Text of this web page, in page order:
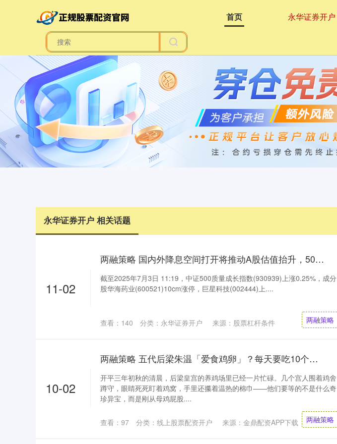
首页 永华证券开户
永华证券开户 相关话题
11-02
两融策略 国内外降息空间打开将推动A股估值抬升，500质量成长ETF(560500)近1周新增规模同类居首！
截至2025年7月3日 11:19，中证500质量成长指数(930939)上涨0.25%，成分
股华海药业(600521)10cm涨停，巨星科技(002444)上....
两融策略
来源：股票杠杆条件
查看： 140 分类： 永华证券开户
10-02
两融策略 五代后梁朱温「爱食鸡卵」？每天要吃10个鸡蛋，还得是刚下的
开平三年初秋的清晨，后梁皇宫的养鸡场里已经一片忙碌。几个宫人围着鸡舍
蹲守，眼睛死死盯着鸡窝，手里还攥着温热的棉巾——他们要等的不是什么奇
珍异宝，而是刚从母鸡屁股....
两融策略
来源：金鼎配资APP下载
查看： 97 分类： 线上股票配资开户